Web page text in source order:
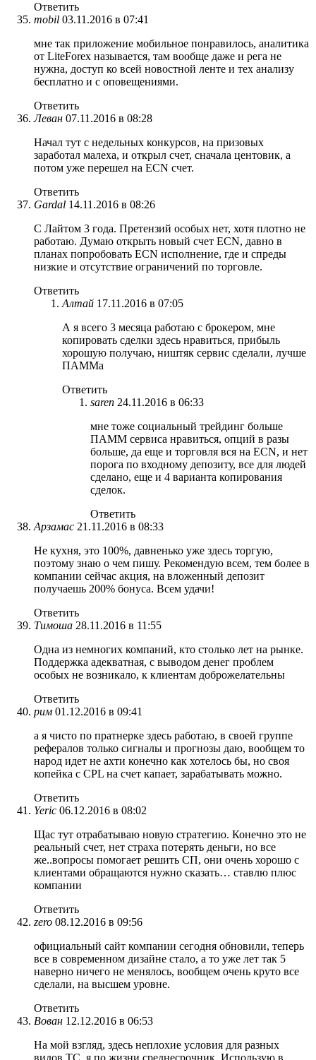
Ответить
mobil 03.11.2016 в 07:41
мне так приложение мобильное понравилось, аналитика
от LiteForex называется, там вообще даже и рега не
нужна, доступ ко всей новостной ленте и тех анализу
бесплатно и с оповещениями.
Ответить
Леван 07.11.2016 в 08:28
Начал тут с недельных конкурсов, на призовых
заработал малеха, и открыл счет, сначала центовик, а
потом уже перешел на ECN счет.
Ответить
Gardal 14.11.2016 в 08:26
С Лайтом 3 года. Претензий особых нет, хотя плотно не
работаю. Думаю открыть новый счет ECN, давно в
планах попробовать ECN исполнение, где и спреды
низкие и отсутствие ограничений по торговле.
Ответить
Алтай 17.11.2016 в 07:05
А я всего 3 месяца работаю с брокером, мне
копировать сделки здесь нравиться, прибыль
хорошую получаю, ништяк сервис сделали, лучше
ПАММа
Ответить
saren 24.11.2016 в 06:33
мне тоже социальный трейдинг больше
ПАММ сервиса нравиться, опций в разы
больше, да еще и торговля вся на ECN, и нет
порога по входному депозиту, все для людей
сделано, еще и 4 варианта копирования
сделок.
Ответить
Арзамас 21.11.2016 в 08:33
Не кухня, это 100%, давненько уже здесь торгую,
поэтому знаю о чем пишу. Рекомендую всем, тем более в
компании сейчас акция, на вложенный депозит
получаешь 200% бонуса. Всем удачи!
Ответить
Тимоша 28.11.2016 в 11:55
Одна из немногих компаний, кто столько лет на рынке.
Поддержка адекватная, с выводом денег проблем
особых не возникало, к клиентам доброжелательны
Ответить
рим 01.12.2016 в 09:41
а я чисто по пратнерке здесь работаю, в своей группе
рефералов только сигналы и прогнозы даю, вообщем то
народ идет не ахти конечно как хотелось бы, но своя
копейка с CPL на счет капает, зарабатывать можно.
Ответить
Yeric 06.12.2016 в 08:02
Щас тут отрабатываю новую стратегию. Конечно это не
реальный счет, нет страха потерять деньги, но все
же..вопросы помогает решить СП, они очень хорошо с
клиентами обращаются нужно сказать… ставлю плюс
компании
Ответить
zero 08.12.2016 в 09:56
официальный сайт компании сегодня обновили, теперь
все в современном дизайне стало, а то уже лет так 5
наверно ничего не менялось, вообщем очень круто все
сделали, на высшем уровне.
Ответить
Вован 12.12.2016 в 06:53
На мой взгляд, здесь неплохие условия для разных